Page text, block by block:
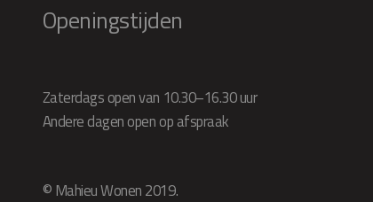
Openingstijden
Zaterdags open van 10.30–16.30 uur
Andere dagen open op afspraak
© Mahieu Wonen 2019.